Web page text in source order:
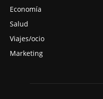
Economía
Salud
Viajes/ocio
Marketing